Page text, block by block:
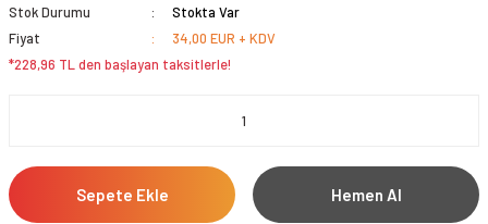
Stok Durumu
Stokta Var
Fiyat
34,00 EUR + KDV
*228,96 TL den başlayan taksitlerle!
Sepete Ekle Hemen Al